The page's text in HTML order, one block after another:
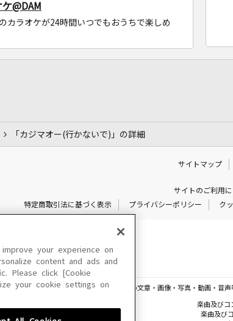
@DAM
カラオケが24時間いつでもおうちで楽しめ
「カジマオー(行かないで)」の詳細
サイトマップ
サイトのご利用
特定商取引法に基づく表示
プライバシーポリシー ク
このサイトに掲載されている一切の文章・画像・写真・動画・音
楽曲及びコ
楽曲及び
your experience on
content and ads and
Please click [Cookie
your cookie settings on